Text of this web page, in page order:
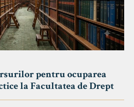
pentru ocuparea
la Facultatea de Drept